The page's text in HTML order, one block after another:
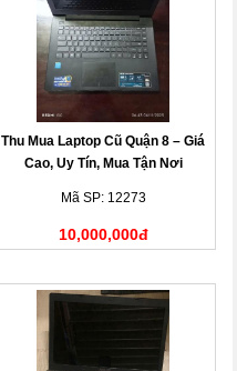
Thu Mua Laptop Cũ Quận 8 – Giá
Cao, Uy Tín, Mua Tận Nơi
Mã SP: 12273
10,000,000đ